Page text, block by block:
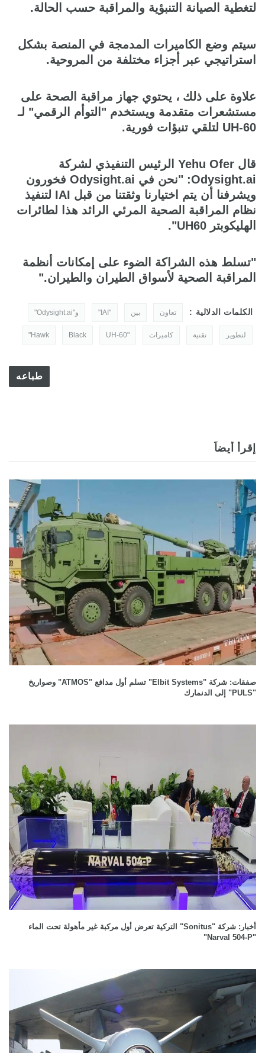
لتغطية الصيانة التنبؤية والمراقبة حسب الحالة.
سيتم وضع الكاميرات المدمجة في المنصة بشكل
استراتيجي عبر أجزاء مختلفة من المروحية.
علاوة على ذلك ، يحتوي جهاز مراقبة الصحة على
مستشعرات متقدمة ويستخدم "التوأم الرقمي" لـ
UH-60 لتلقي تنبؤات فورية.
قال Yehu Ofer الرئيس التنفيذي لشركة
Odysight.ai: "نحن في Odysight.ai فخورون
ويشرفنا أن يتم اختيارنا وثقتنا من قبل IAI لتنفيذ
نظام المراقبة الصحية المرئي الرائد هذا لطائرات
الهليكوبتر UH60".
"تسلط هذه الشراكة الضوء على إمكانات أنظمة
المراقبة الصحية لأسواق الطيران والطيران."
الكلمات الدلالية : تعاون بين "IAI" و"Odysight.ai"
لتطوير تقنية كاميرات "UH-60
Black
Hawk"
طباعه
إقرأ أيضاً
صفقات: شركة "Elbit Systems" تسلم أول مدافع "ATMOS" وصواريخ
"PULS" إلى الدنمارك
أخبار: شركة "Sonitus" التركية تعرض أول مركبة غير مأهولة تحت الماء
"Narval 504-P"